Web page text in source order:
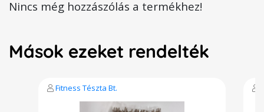
Nincs még hozzászólás a termékhez!
Mások ezeket rendelték
Fitness Tészta Bt.